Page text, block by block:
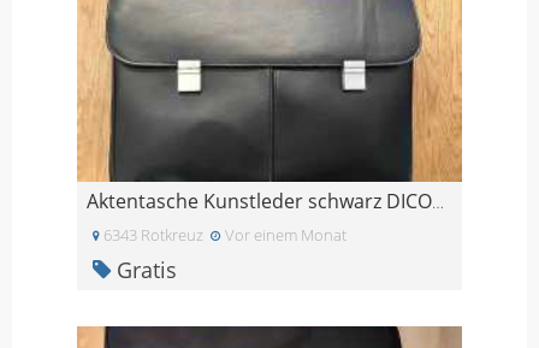
Aktentasche Kunstleder schwarz DICOTA
6343 Rotkreuz Vor einem Monat
Gratis